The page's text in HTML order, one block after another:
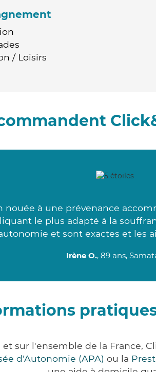
/ Loisirs
nouée à une prévenance
le plus adapté à la
et sont exactes et les
Irène O., 89 ans,
sur l'ensemble de la France,
d'Autonomie (APA) ou la